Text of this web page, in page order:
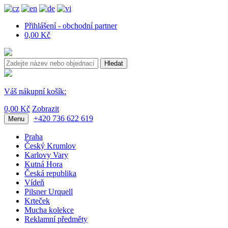
Přihlášení - obchodní partner
0,00 Kč
Hledat
Váš nákupní košík:
0,00 Kč Zobrazit
Menu +420 736 622 619
Praha
Český Krumlov
Karlovy Vary
Kutná Hora
Česká republika
Vídeň
Pilsner Urquell
Krteček
Mucha kolekce
Reklamní předměty